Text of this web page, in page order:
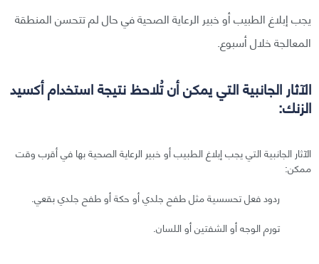
يجب إبلاغ الطبيب أو خبير الرعاية الصحية في حال لم تتحسن المنطقة
المعالجة خلال أسبوع.
الآثار الجانبية التي يمكن أن تُلاحظ نتيجة استخدام أكسيد
الزنك:
الآثار الجانبية التي يجب إبلاغ الطبيب أو خبير الرعاية الصحية بها في أقرب وقت
ممكن:
ردود فعل تحسسية مثل طفح جلدي أو حكة أو طفح جلدي بقعي.
تورم الوجه أو الشفتين أو اللسان.